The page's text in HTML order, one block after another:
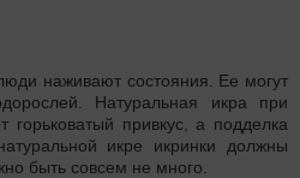
наживают состояния. Ее могут
Натуральная икра при
привкус, а подделка
икре икринки должны
быть совсем не много.